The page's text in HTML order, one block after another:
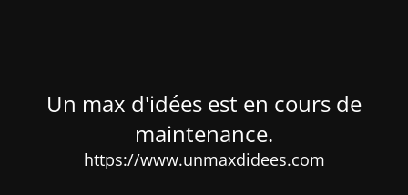
Un max d'idées est en cours de
maintenance.
https://www.unmaxdidees.com